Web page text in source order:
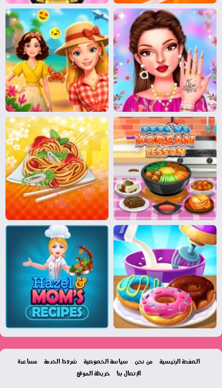
الصفحة الرئيسية من نحن سياسة الخصوصية شروط الخدمة مساعدة
الإتصال بنا خريطة الموقع